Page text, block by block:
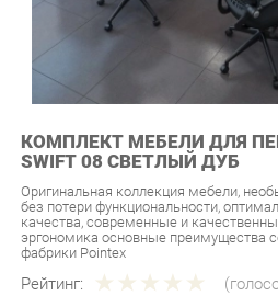
КОМПЛЕКТ МЕБЕЛИ ДЛЯ
SWIFT 08 СВЕТЛЫЙ ДУБ
Оригинальная коллекция мебели,
качества, современные и
эргономика основные преимущества
фабрики Pointex
Рейтинг:
Артикул: u-0120617